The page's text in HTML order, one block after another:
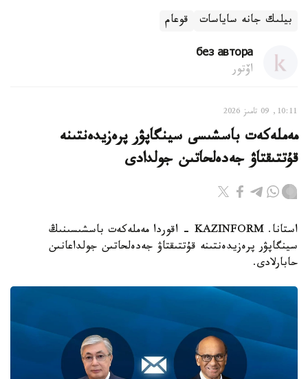
بيلىك جانە ساياسات قوعام
без автора
اۆتور
10:11, 09 تامىز 2026
مەملەكەت باسشىسى سينگاپۋر پرەزيدەنتىنە
قۇتتىقتاۋ جەدەلحاتىن جولدادى
استانا. KAZINFORM - اقوردا مەملەكەت باسشىسىنىڭ
سينگاپۋر پرەزيدەنتىنە قۇتتىقتاۋ جەدەلحاتىن جولداعانىن
حابارلادى.